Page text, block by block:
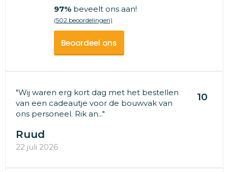
97%beveelt ons aan!
(502 beoordelingen)
Beoordeel ons
"Wij waren erg kort dag met het bestellen
van een cadeautje voor de bouwvak van
ons personeel. Rik an..."
10
Ruud
22 juli 2026